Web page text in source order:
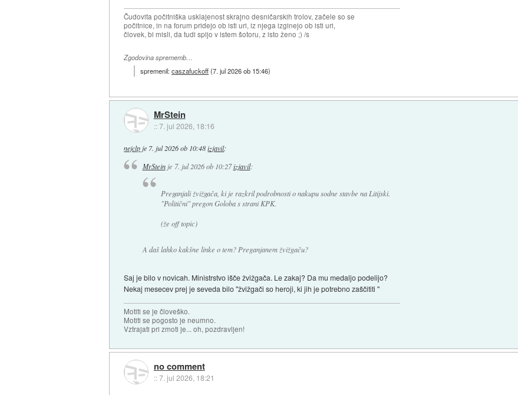
Čudovita počitniška usklajenost skrajno desničarskih trolov, začele so se
počitnice, in na forum pridejo ob isti uri, iz njega izginejo ob isti uri,
človek, bi misli, da tudi spijo v istem šotoru, z isto ženo ;) /s
Zgodovina sprememb…
spremenil:caszafuckoff(7. jul 2026 ob 15:46)
MrStein
::7. jul 2026, 18:16
nejclpje 7. jul 2026 ob 10:48 izjavil:
MrSteinje 7. jul 2026 ob 10:27 izjavil:
Preganjali žvižgača, ki je razkril podrobnosti o nakupu sodne stavbe na Litijski.
"Politični" pregon Goloba s strani KPK.
(že off topic)
A daš lahko kakšne linke o tem? Preganjanem žvižgaču?
Saj je bilo v novicah. Ministrstvo išče žvižgača. Le zakaj? Da mu medaljo podelijo?
Nekaj mesecev prej je seveda bilo "žvižgači so heroji, ki jih je potrebno zaščititi "
Motiti se je človeško.
Motiti se pogosto je neumno.
Vztrajati pri zmoti je... oh, pozdravljen!
no comment
::7. jul 2026, 18:21